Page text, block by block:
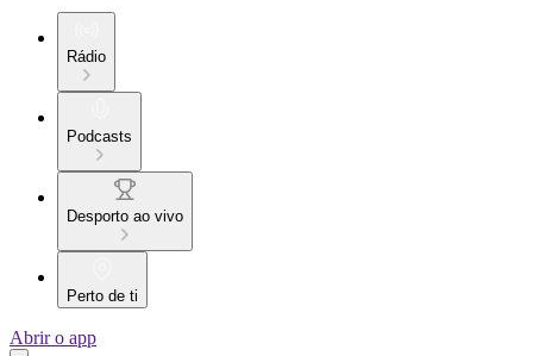
Rádio
Podcasts
Desporto ao vivo
Perto de ti
Abrir o app